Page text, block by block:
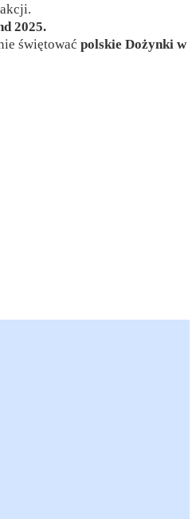
2025.
świętować polskie Dożynki w